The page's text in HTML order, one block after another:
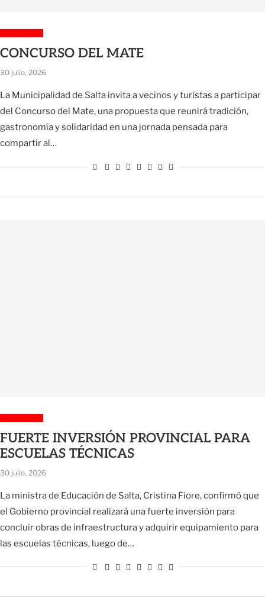
CONCURSO DEL MATE
30 julio, 2026
La Municipalidad de Salta invita a vecinos y turistas a participar
del Concurso del Mate, una propuesta que reunirá tradición,
gastronomía y solidaridad en una jornada pensada para
compartir al…
FUERTE INVERSIÓN PROVINCIAL PARA
ESCUELAS TÉCNICAS
30 julio, 2026
La ministra de Educación de Salta, Cristina Fiore, confirmó que
el Gobierno provincial realizará una fuerte inversión para
concluir obras de infraestructura y adquirir equipamiento para
las escuelas técnicas, luego de…